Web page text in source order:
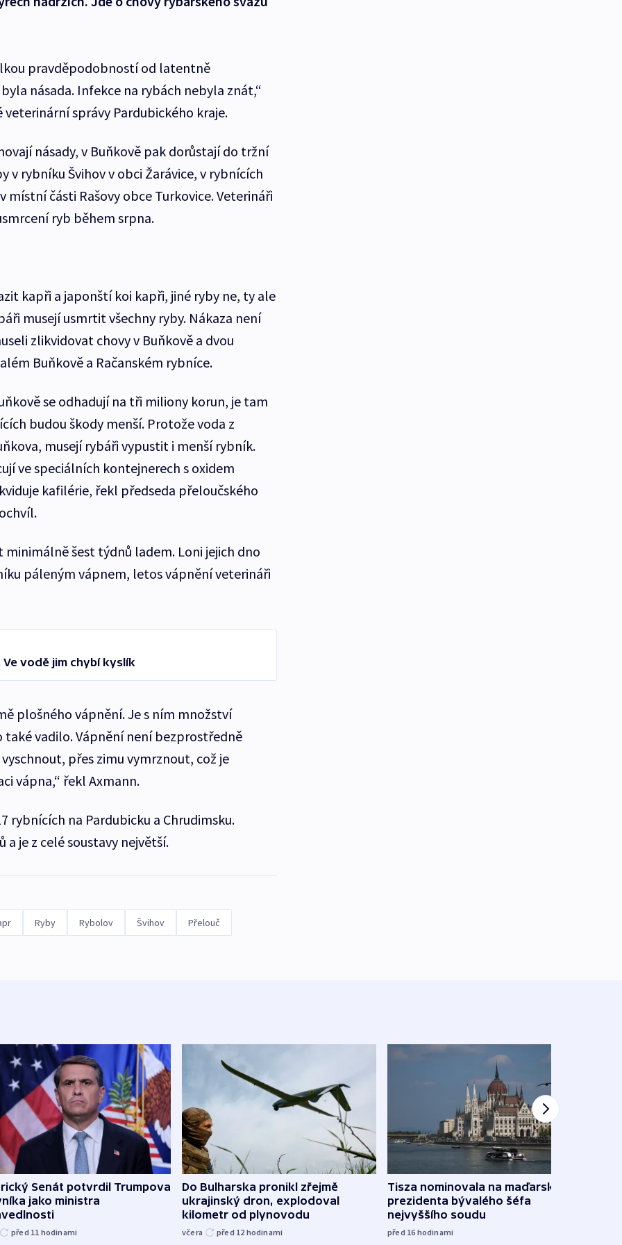
pravděpodobností od latentně
násada. Infekce na rybách nebyla znát,“
veterinární správy Pardubického kraje.
násady, v Buňkově pak dorůstají do tržní
v rybníku Švihov v obci Žarávice, v rybnících
místní části Rašovy obce Turkovice. Veterináři
ryb během srpna.
kapři a japonští koi kapři, jiné ryby ne, ty ale
musejí usmrtit všechny ryby. Nákaza není
zlikvidovat chovy v Buňkově a dvou
Buňkově a Račanském rybníce.
se odhadují na tři miliony korun, je tam
budou škody menší. Protože voda z
musejí rybáři vypustit i menší rybník.
ve speciálních kontejnerech s oxidem
kafilérie, řekl předseda přeloučského
šest týdnů ladem. Loni jejich dno
páleným vápnem, letos vápnění veterináři
vodě jim chybí kyslík
plošného vápnění. Je s ním množství
vadilo. Vápnění není bezprostředně
přes zimu vymrznout, což je
vápna,“ řekl Axmann.
rybnících na Pardubicku a Chrudimsku.
je z celé soustavy největší.
Ryby Rybolov Švihov Přelouč
Senát potvrdil Trumpova
jako ministra
před 11 hodinami
Do Bulharska pronikl zřejmě
ukrajinský dron, explodoval
kilometr od plynovodu
včera před 12 hodinami
Tisza nominovala na maďarského
prezidenta bývalého šéfa
nejvyššího soudu
před 16 hodinami